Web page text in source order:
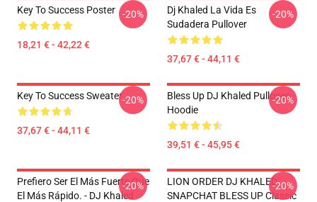
Key To Success Poster
18,21 € - 42,22 €
-20%
Dj Khaled La Vida Es
Sudadera Pullover
37,67 € - 44,11 €
-20%
Key To Success Sweater
37,67 € - 44,11 €
-20%
Bless Up DJ Khaled Pullover
Hoodie
39,51 € - 45,95 €
-20%
Prefiero Ser El Más Fuerte Que
El Más Rápido. - DJ Khaled
-20%
LION ORDER DJ KHALED
SNAPCHAT BLESS UP Classic
-20%